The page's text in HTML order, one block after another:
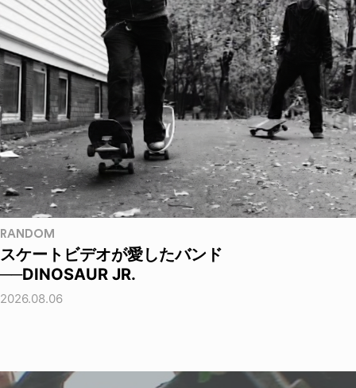
RANDOM
スケートビデオが愛したバンド
──DINOSAUR JR.
2026.08.06